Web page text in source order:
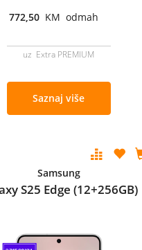
772,50 KM odmah
uz Extra PREMIUM
Saznaj više
Samsung
S25 Edge (12+256GB)